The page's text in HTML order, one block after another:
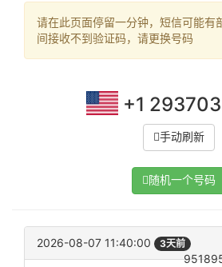
请在此页面停留一分钟，短信可能有
间接收不到验证码，请更换号码
+1
手动刷新
随机一个号码
2026-08-07 11:40:00 3天前